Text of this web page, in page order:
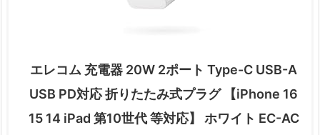
エレコム 充電器 20W 2ポート Type-C USB-A
USB PD対応 折りたたみ式プラグ 【iPhone 16
15 14 iPad 第10世代 等対応】 ホワイト EC-AC